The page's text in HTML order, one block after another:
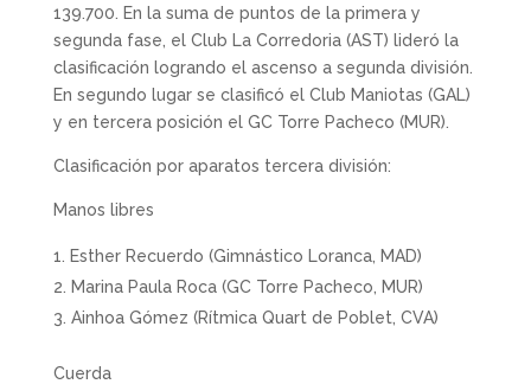
139.700. En la suma de puntos de la primera y
segunda fase, el Club La Corredoria (AST) lideró la
clasificación logrando el ascenso a segunda división.
En segundo lugar se clasificó el Club Maniotas (GAL)
y en tercera posición el GC Torre Pacheco (MUR).
Clasificación por aparatos tercera división:
Manos libres
Esther Recuerdo (Gimnástico Loranca, MAD)
Marina Paula Roca (GC Torre Pacheco, MUR)
Ainhoa Gómez (Rítmica Quart de Poblet, CVA)
Cuerda